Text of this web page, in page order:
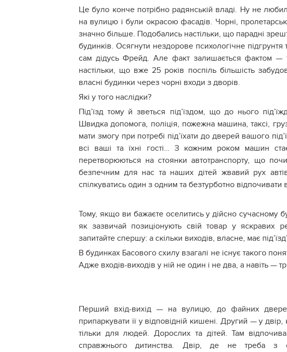
Це було конче потрібно радянській владі. Ну не
на вулицю і були окрасою фасадів. Чорні,
значно більше. Подобались настільки, що парадні
будинків. Осягнути нездорове психологічне
сам дідусь Фрейд. Але факт залишається фактом —
настільки, що вже 25 років поспіль більшість
власні будинки через чорні входи з дворів.
Які у того наслідки?
Під’їзд тому й зветься під’їздом, що до нього
Швидка допомога, поліція, пожежна машина, таксі,
мати змогу при потребі під’їхати до дверей вашого
всі ваші та їхні гості… З кожним роком машин
перетворюються на стоянки автотранспорту, що
безпечним для нас та наших дітей жвавий рух
спілкуватись один з одним та безтурботно відпочивати
Тому, якщо ви бажаєте оселитись у дійсно сучасному
як зазвичай позиціонують свій товар у яскравих
запитайте спершу: а скільки виходів, власне, має
В будинках Басового схилу взагалі не існує такого
Адже входів-виходів у ній не один і не два, а навіть —
Перший вхід-вихід — на вулицю, до файних
припаркувати її у відповідній кишені. Другий — у
тільки для людей. Дорослих та дітей. Там
справжнього дитинства. Двір, де не треба з